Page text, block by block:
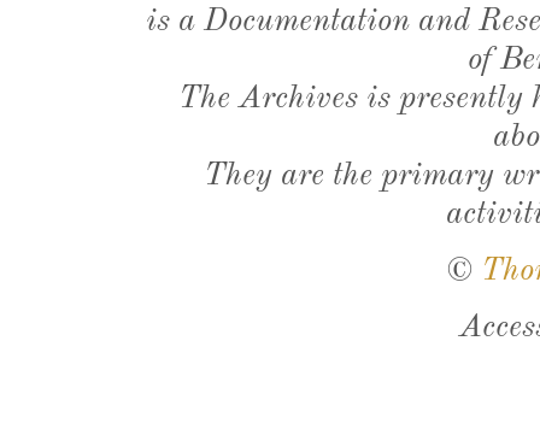
is a Documentation and
of
The Archives is presently
They are the primary
©